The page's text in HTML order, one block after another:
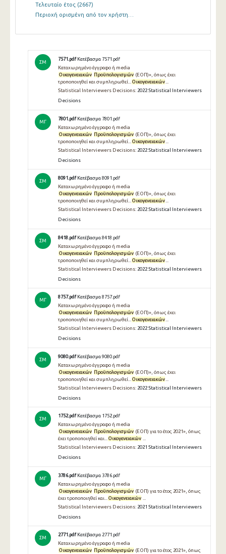
Τελευταίο έτος (2667)
Περιοχή ορισμένη από τον χρήστη…
ΣΜ
7571.pdf Κατέβασμα 7571.pdf
Καταχωρημένο έγγραφο ή media
Οικογενειακών Προϋπολογισμών (ΕΟΠ)», όπως έχει
τροποποιηθεί και συμπληρωθεί... Οικογενειακών...
Statistical Interviewers Decisions: 2022 Statistical Interviewers
Decisions
ΜΓ
7801.pdf Κατέβασμα 7801.pdf
Καταχωρημένο έγγραφο ή media
Οικογενειακών Προϋπολογισμών (ΕΟΠ)», όπως έχει
τροποποιηθεί και συμπληρωθεί...
Οικογενειακών
Statistical Interviewers Decisions: 2022 Statistical Interviewers
Decisions
ΣΜ
8091.pdf Κατέβασμα 8091.pdf
Καταχωρημένο έγγραφο ή media
Οικογενειακών Προϋπολογισμών (ΕΟΠ)», όπως έχει
τροποποιηθεί και συμπληρωθεί... Οικογενειακών...
Statistical Interviewers Decisions: 2022 Statistical Interviewers
Decisions
ΣΜ
8418.pdf Κατέβασμα 8418.pdf
Καταχωρημένο έγγραφο ή media
Οικογενειακών Προϋπολογισμών (ΕΟΠ)», όπως έχει
τροποποιηθεί και συμπληρωθεί...
Οικογενειακών
Statistical Interviewers Decisions: 2022 Statistical Interviewers
Decisions
ΜΓ
8757.pdf Κατέβασμα 8757.pdf
Καταχωρημένο έγγραφο ή media
Οικογενειακών Προϋπολογισμών (ΕΟΠ)», όπως έχει
τροποποιηθεί και συμπληρωθεί... Οικογενειακών...
Statistical Interviewers Decisions: 2022 Statistical Interviewers
Decisions
ΣΜ
9080.pdf Κατέβασμα 9080.pdf
Καταχωρημένο έγγραφο ή media
Οικογενειακών Προϋπολογισμών (ΕΟΠ)», όπως έχει
τροποποιηθεί και συμπληρωθεί...
Οικογενειακών
Statistical Interviewers Decisions: 2022 Statistical Interviewers
Decisions
ΣΜ
1752.pdf Κατέβασμα 1752.pdf
Καταχωρημένο έγγραφο ή media
Οικογενειακών Προϋπολογισμών (ΕΟΠ) για το έτος 2021», όπως
έχει τροποποιηθεί και... Οικογενειακών ...
Statistical Interviewers Decisions: 2021 Statistical Interviewers
Decisions
ΜΓ
3786.pdf Κατέβασμα 3786.pdf
Καταχωρημένο έγγραφο ή media
Οικογενειακών Προϋπολογισμών (ΕΟΠ) για το έτος 2021», όπως
έχει τροποποιηθεί και...
Οικογενειακών
Statistical Interviewers Decisions: 2021 Statistical Interviewers
Decisions
ΣΜ
2771.pdf Κατέβασμα 2771.pdf
Καταχωρημένο έγγραφο ή media
Οικογενειακών Προϋπολογισμών (ΕΟΠ) για το έτος 2021», όπως